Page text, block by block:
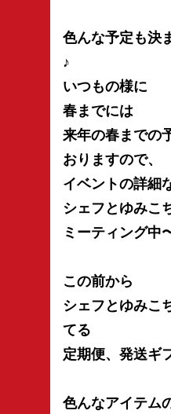
色んな予定も決
♪
いつもの様に
春までには
来年の春までの
おりますので、
イベントの詳細
シェフとゆみこ
ミーティング中
この前から
シェフとゆみこ
てる
定期便、発送ギ
色んなアイテム